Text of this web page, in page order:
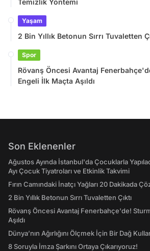
Temizlik Yöntemi
Yaşam
2 Bin Yıllık Betonun Sırrı Tuvaletten
Spor
Rövanş Öncesi Avantaj
Engeli İlk Maçta Aşıldı
Son Eklenenler
Ağustos Ayında İstanbul'da Çocuklarla
Ayı Çocuk Tiyatroları ve Etkinlik Takvimi
Fırın Camındaki İnatçı Yağları 20 Dakikada
2 Bin Yıllık Betonun Sırrı Tuvaletten Çıktı
Rövanş Öncesi Avantaj Fenerbahçe'de!
Aşıldı
Dünya’nın Ağırlığını Ölçmek İçin Bir Dağ
8 Soruyla İmza Şarkını Ortaya Çıkarıyoruz!